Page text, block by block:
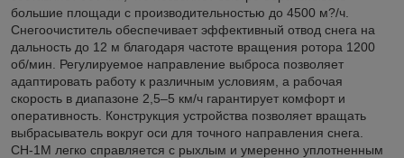
большие площади с производительностью до 4500 м?/ч.
Снегоочиститель обеспечивает эффективный отвод снега на
дальность до 12 м благодаря частоте вращения ротора 1200
об/мин. Регулируемое направление выброса позволяет
адаптировать работу к различным условиям, а рабочая
скорость в диапазоне 2,5–5 км/ч гарантирует комфорт и
оперативность. Конструкция устройства позволяет вращать
выбрасыватель вокруг оси для точного направления снега.
СН-1М легко справляется с рыхлым и умеренно уплотненным